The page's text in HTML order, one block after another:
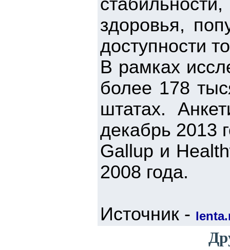
здоровья,
доступности
В рамках
более 178
штатах.
декабрь 2013
Gallup и
2008 года.
Источник -